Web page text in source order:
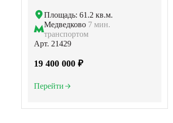
Площадь: 61.2 кв.м.
Медведково 7 мин.
транспортом
Арт. 21429
19 400 000 ₽
Перейти